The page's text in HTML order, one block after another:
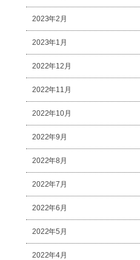
2023年2月
2023年1月
2022年12月
2022年11月
2022年10月
2022年9月
2022年8月
2022年7月
2022年6月
2022年5月
2022年4月